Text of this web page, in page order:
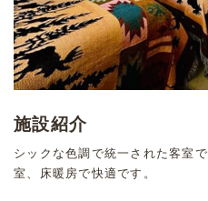
施設紹介
シックな色調で統一された客室
室、床暖房で快適です。